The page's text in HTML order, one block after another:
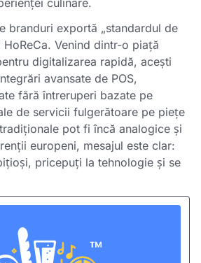
culinare.
branduri exportă „standardul de
Venind dintr-o piață
digitalizarea rapidă, acești
avansate de POS,
fără întreruperi bazate pe
de servicii fulgerătoare pe piețe
pot fi încă analogice și
europeni, mesajul este clar:
pricepuți la tehnologie și se